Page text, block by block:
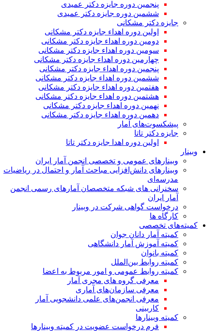
پنجمین دوره جایزه دکتر عمیدی
ششمین دوره جایزه دکتر عمیدی
جایزه دکتر مشکانی
اولین دوره اهداء جایزه دکتر مشکانی
دومین دوره اهداء جایزه دکتر مشکانی
سومین دوره اهداء جایزه دکتر مشکانی
چهارمین دوره اهداء جایزه دکتر مشکانی
پنجمین دوره اهداء جایزه دکتر مشکانی
ششمین دوره اهداء جایزه دکتر مشکانی
هفتمین دوره اهداء جایزه دکتر مشکانی
هشتمین دوره اهداء جایزه دکتر مشکانی
نهمین دوره اهداء جایزه دکتر مشکانی
دهمین دوره اهداء جایزه دکتر مشکانی
پیشکسوت‌های آمار
جایزه دکتر تاتا
اولین دوره اهدا جایزه دکتر تاتا
وبینار
وبینارهای عمومی و تخصصی انجمن آمار ایران
وبینارهای دانش‌افزایی مباحث آمار و احتمال در ریاضیات
مدرسه‌ای
سخنرانی های شبکه متخصصان آمارهای رسمی انجمن
آمار ایران
درخواست گواهی شرکت در وبینار
کارگاه ها
کمیته‌های تخصصی
کمیته آمار دانان جوان
کمیته آموزش آمار دانشگاهی
کمیته بانوان
کمیته روابط بین‌الملل
کمیته روابط عمومی و امور مربوط به اعضا
معرفی گروه های مجری آمار
معرفی سازمان‌های آماری
معرفی انجمن‌های علمی دانشجویی آمار
کاربینی
کمیته وبینارها
فرم درخواست عضویت در کمیته وبینارها